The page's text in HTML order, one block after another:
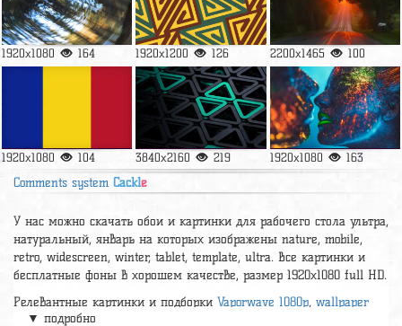
1920x1080 164 1920x1200 126 2200x1465 100
1920x1080 104 3840x2160 219 1920x1080 163
Comments system Cackle
У нас можно скачать обои и картинки для рабочего стола ультра,
натуральный, январь на которых изображены nature, mobile,
retro, widescreen, winter, tablet, template, ultra. Все картинки и
бесплатные фоны в хорошем качестве, размер 1920х1080 full HD.
Релевантные картинки и подборки Vaporwave 1080p, wallpaper
,Fondo de pantalla
▼ подробно